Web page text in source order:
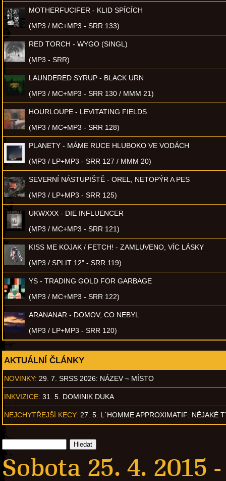
MOTHERFUCIFER - KLID SPÍCÍCH
(MP3 / MC+MP3 - SRR 133)
RED TORCH - WYGO (SINGL)
(MP3 - SRR)
LAUNDERED SYRUP - BLACK URN
(MP3 / MC+MP3 - SRR 130 / MMM 21)
HOURLOUPE - LEVITATING FIELDS
(MP3 / MC+MP3 - SRR 128)
PLANETY - MÁME RUCE HLUBOKO VE VODÁCH
(MP3 / LP+MP3 - SRR 127 / MMM 20)
SEVERNÍ NÁSTUPIŠTĚ - OREL, NETOPÝR A PES
(MP3 / LP+MP3 - SRR 125)
UKWXXX - DIE INFLUENCER
(MP3 / MC+MP3 - SRR 121)
KISS ME KOJAK / FETCH! - ZAMLUVENO, VÍC LÁSKY
(MP3 / SPLIT 12" - SRR 119)
YS - TRADING GOLD FOR GARBAGE
(MP3 / MC+MP3 - SRR 122)
ARANANAR - DOMOV, CO NEBYL
(MP3 / LP+MP3 - SRR 120)
AKTUÁLNÍ ČLÁNKY
NOVINKY: 29. 7. SRSS 2026: NÁZEV ~ MÍSTO
INKVIZICE: 31. 5. DOMINIK DUKA
NEJCHYTŘEJŠÍ KECY: 27. 5. L´HOMME APPROXIMATIF: NĚJAKÉ
Sobota 25. 4. 2015